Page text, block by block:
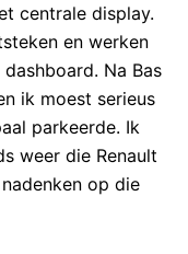
centrale display.
en werken
Na Bas
ik moest serieus
parkeerde. Ik
weer die Renault
op die